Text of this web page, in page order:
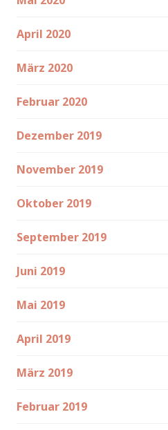
April 2020
März 2020
Februar 2020
Dezember 2019
November 2019
Oktober 2019
September 2019
Juni 2019
Mai 2019
April 2019
März 2019
Februar 2019